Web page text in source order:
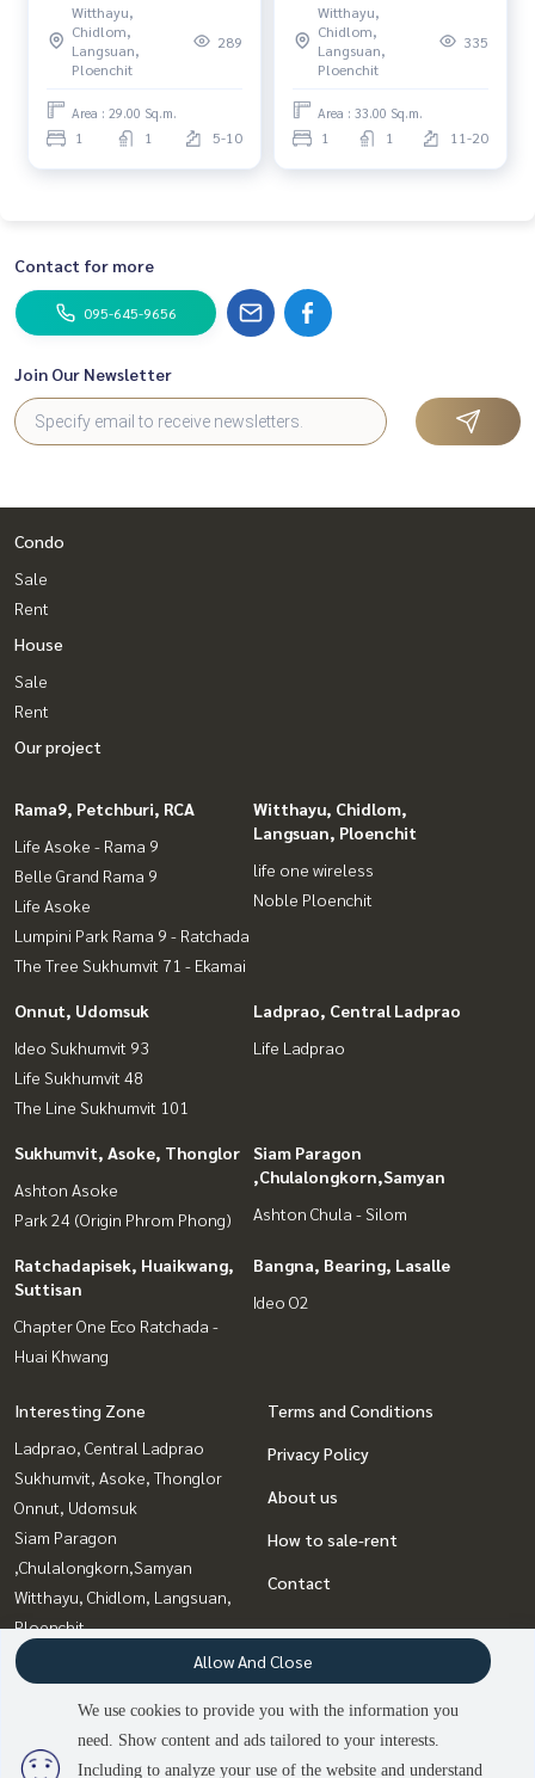
Ruamrudee ,1 bedroom
Witthayu,
Chidlom,
Langsuan,
Ploenchit
289
Area : 29.00 Sq.m.
1 1 5-10
Witthayu,
Chidlom,
Langsuan,
Ploenchit
335
Area : 33.00 Sq.m.
1 1 11-20
2 people are viewing
Contact for more
095-645-9656
Join Our Newsletter
Condo
Sale
Rent
House
Sale
Rent
Our project
Rama9, Petchburi, RCA
Life Asoke - Rama 9
Belle Grand Rama 9
Life Asoke
Lumpini Park Rama 9 - Ratchada
The Tree Sukhumvit 71 - Ekamai
Witthayu, Chidlom,
Langsuan, Ploenchit
life one wireless
Noble Ploenchit
Onnut, Udomsuk
Ideo Sukhumvit 93
Life Sukhumvit 48
The Line Sukhumvit 101
Ladprao, Central Ladprao
Life Ladprao
Sukhumvit, Asoke, Thonglor
Ashton Asoke
Park 24 (Origin Phrom Phong)
Siam Paragon
,Chulalongkorn,Samyan
Ashton Chula - Silom
Ratchadapisek, Huaikwang,
Suttisan
Chapter One Eco Ratchada -
Huai Khwang
Bangna, Bearing, Lasalle
Ideo O2
Interesting Zone
Ladprao, Central Ladprao
Sukhumvit, Asoke, Thonglor
Onnut, Udomsuk
Siam Paragon
,Chulalongkorn,Samyan
Witthayu, Chidlom, Langsuan,
Ploenchit
Rama9, Petchburi, RCA
Bangna, Bearing, Lasalle
Ratchadapisek, Huaikwang,
Suttisan
Terms and Conditions
Privacy Policy
About us
How to sale-rent
Contact
We use cookies to provide you with the information you
need. Show content and ads tailored to your interests.
Including to analyze your use of the website and understand
Allow And Close